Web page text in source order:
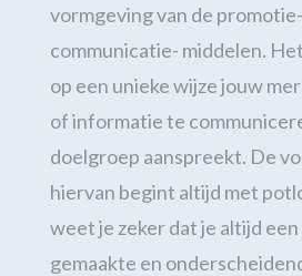
vormgeving van de
communicatie- middelen.
op een unieke wijze jouw
of informatie te
doelgroep aanspreekt. De
hiervan begint altijd met
weet je zeker dat je altijd een
gemaakte en